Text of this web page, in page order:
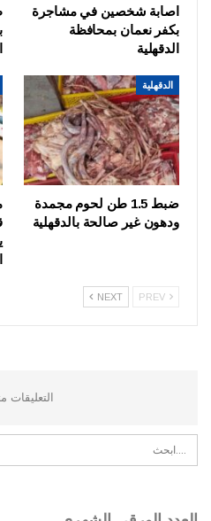
اصابة شخصين في مشاجرة
بكفر نعمان بمحافظة
الدقهلية
الدقهلية
ضبط 1.5 طن لحوم مجمدة
ودهون غير صالحة بالدقهلية
NEXT
التعليقات